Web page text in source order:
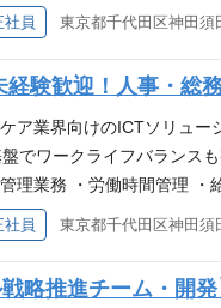
部署やベンダ、パートナ
方 ・ServiceNow運用また
社員
経験歓迎！人事・総
ア業界向けのICTソリュ
でワークライフバランス
管理業務 ・労働時間管理
直後は労務（労務管理・
・採用・教育業務へ守備範
める方 ※労務管理のご経
社員
略推進チーム・開